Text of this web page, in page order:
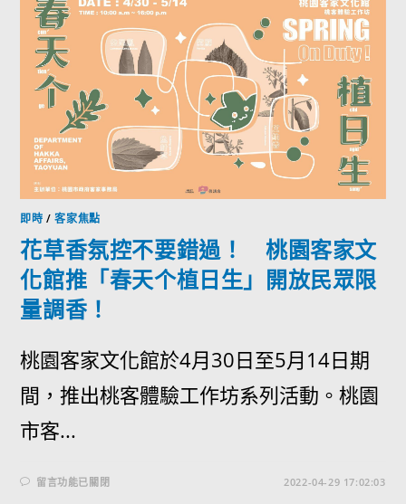
即時 /客家焦點
花草香氛控不要錯過！ 桃園客家文
化館推「春天个植日生」開放民眾限
量調香！
桃園客家文化館於4月30日至5月14日期
間，推出桃客體驗工作坊系列活動。桃園
市客...
留言功能已關閉 2022-04-29 17:02:03